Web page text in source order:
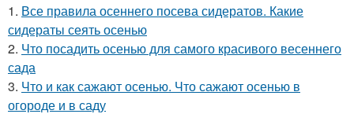
1. Все правила осеннего посева сидератов. Какие
сидераты сеять осенью
2. Что посадить осенью для самого красивого весеннего
сада
3. Что и как сажают осенью. Что сажают осенью в
огороде и в саду